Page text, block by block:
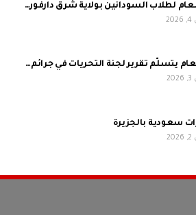
لطلاب السودانين بولاية شرق دارفور…
يتسلّم تقرير لجنة التحريات في جرائم…
سعودية بالجزيرة